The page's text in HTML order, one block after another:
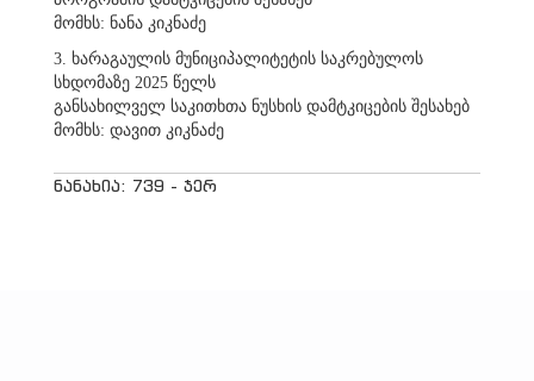
მომხს: ნანა კიკნაძე
3. ხარაგაულის მუნიციპალიტეტის საკრებულოს
სხდომაზე 2025 წელს
განსახილველ საკითხთა ნუსხის დამტკიცების შესახებ
მომხს: დავით კიკნაძე
ნანახია: 739 - ჯერ